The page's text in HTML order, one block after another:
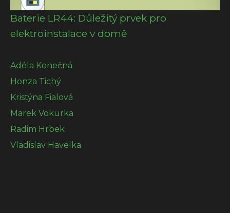
Baterie LR44: Důležitý prvek pro
elektroinstalace v domě
Adéla Konečná
Honza Tichý
Kristýna Fialová
Marek Vokurka
Radim Hrbek
Vladislav Havelka